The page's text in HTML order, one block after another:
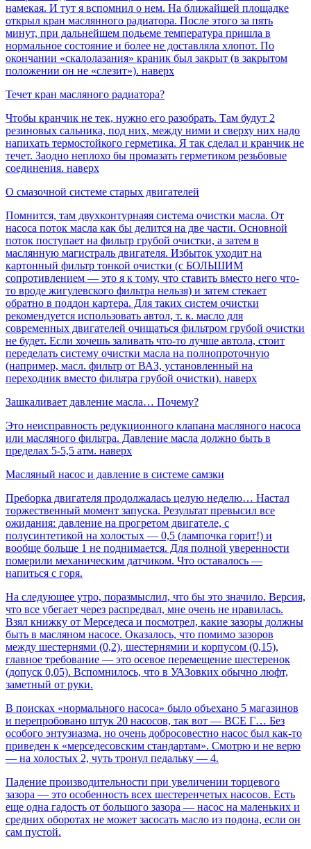
намекая. И тут я вспомнил о нем. На ближайшей площадке
открыл кран маслянного радиатора. После этого за пять
минут, при дальнейшем подьеме температура пришла в
нормальное состояние и более не доставляла хлопот. По
окончании «скалолазания» краник был закрыт (в закрытом
положении он не «слезит»). наверх
Течет кран масляного радиатора?
Чтобы кранчик не тек, нужно его разобрать. Там будут 2
резиновых сальника, под них, между ними и сверху них надо
напихать термостойкого герметика. Я так сделал и кранчик не
течет. Заодно неплохо бы промазать герметиком резьбовые
соединения. наверх
О смазочной системе старых двигателей
Помнится, там двухконтурнаяя система очистки масла. От
насоса поток масла как бы делится на две части. Основной
поток поступает на фильтр грубой очистки, а затем в
маслянную магистраль двигателя. Избыток уходит на
картонный фильтр тонкой очистки (с БОЛЬШИМ
сопротивлением — это я к тому, что ставить вместо него что-
то вроде жигулевского фильтра нельзя) и затем стекает
обратно в поддон картера. Для таких систем очистки
рекомендуется использовать автол, т. к. масло для
современных двигателей очищаться фильтром грубой очистки
не будет. Если хочешь заливать что-то лучше автола, стоит
переделать систему очистки масла на полнопроточную
(например, масл. фильтр от ВАЗ, установленный на
переходник вместо фильтра грубой очистки). наверх
Зашкаливает давление масла… Почему?
Это неисправность редукционного клапана масляного насоса
или масляного фильтра. Давление масла должно быть в
пределах 5-5,5 атм. наверх
Масляный насос и давление в системе самзки
Преборка двигателя продолжалась целую неделю… Настал
торжественный момент запуска. Результат превысил все
ожидания: давление на прогретом двигателе, с
полусинтетикой на холостых — 0,5 (лампочка горит!) и
вообще больше 1 не поднимается. Для полной уверенности
померили механическим датчиком. Что оставалось —
напиться с горя.
На следующее утро, поразмыслил, что бы это значило. Версия,
что все убегает через распредвал, мне очень не нравилась.
Взял книжку от Мерседеса и посмотрел, какие зазоры должны
быть в масляном насосе. Оказалось, что помимо зазоров
между шестернями (0,2), шестернямии и корпусом (0,15),
главное требование — это осевое перемещение шестеренок
(допуск 0,05). Вспомнилось, что в УАЗовких обычно люфт,
заметный от руки.
В поисках «нормального насоса» было объехано 5 магазинов
и перепробовано штук 20 насосов, так вот — ВСЕ Г… Без
особого энтузиазма, но очень добросовестно насос был как-то
приведен к «мерседесовским стандартам». Смотрю и не верю
— на холостых 2, чуть тронул педальку — 4.
Падение производительности при увеличении торцевого
зазора — это особенность всех шестеренчетых насосов. Есть
еще одна гадость от большого зазора — насос на маленьких и
средних оборотах не может засосать масло из подона, если он
сам пустой.